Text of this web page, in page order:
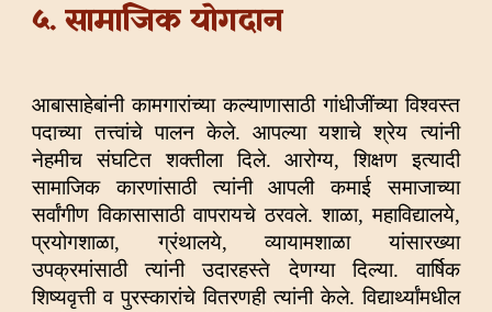
५. सामाजिक योगदान
आबासाहेबांनी कामगारांच्या कल्याणासाठी गांधीजींच्या विश्वस्त
पदाच्या तत्त्वांचे पालन केले. आपल्या यशाचे श्रेय त्यांनी
नेहमीच संघटित शक्तीला दिले. आरोग्य, शिक्षण इत्यादी
सामाजिक कारणांसाठी त्यांनी आपली कमाई समाजाच्या
सर्वांगीण विकासासाठी वापरायचे ठरवले. शाळा, महाविद्यालये,
प्रयोगशाळा, ग्रंथालये, व्यायामशाळा यांसारख्या
उपक्रमांसाठी त्यांनी उदारहस्ते देणग्या दिल्या. वार्षिक
शिष्यवृत्ती व पुरस्कारांचे वितरणही त्यांनी केले. विद्यार्थ्यांमधील